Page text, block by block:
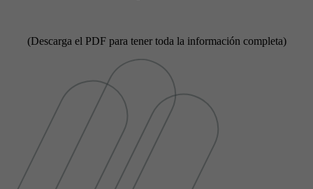
(Descarga el PDF para tener toda la información completa)